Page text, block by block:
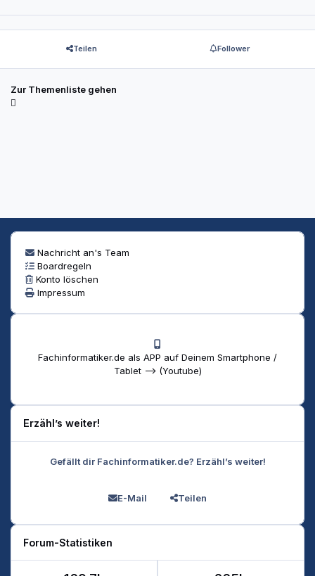
Teilen Follower
Zur Themenliste gehen
Nachricht an's Team
Boardregeln
Konto löschen
Impressum
Fachinformatiker.de als APP auf Deinem Smartphone /
Tablet --> (Youtube)
Erzähl’s weiter!
Gefällt dir Fachinformatiker.de? Erzähl’s weiter!
E-Mail Teilen
Forum-Statistiken